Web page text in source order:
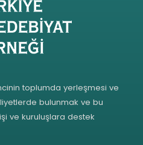
toplumda yerleşmesi ve
bulunmak ve bu
ve kuruluşlara destek